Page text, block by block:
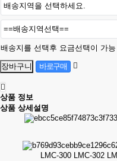
배송지를 선택후 요금선택이 가
상품 정보
상품 상세설명
LMC-300 LMC-302